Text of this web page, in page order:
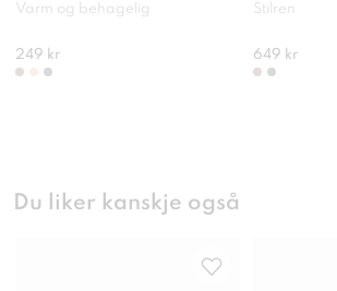
Varm og behagelig
249 kr
Stilren
649 kr
Du liker kanskje også